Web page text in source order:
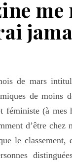
me
de mars
de moins
féministe (à mes
d’être chez
le classement,